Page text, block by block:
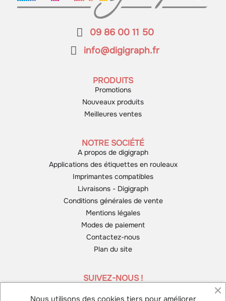
09 86 00 11 50
info@digigraph.fr
PRODUITS
Promotions
Nouveaux produits
Meilleures ventes
NOTRE SOCIÉTÉ
A propos de digigraph
Applications des étiquettes en rouleaux
Imprimantes compatibles
Livraisons - Digigraph
Conditions générales de vente
Mentions légales
Modes de paiement
Contactez-nous
Plan du site
SUIVEZ-NOUS !
Nous utilisons des cookies tiers pour améliorer